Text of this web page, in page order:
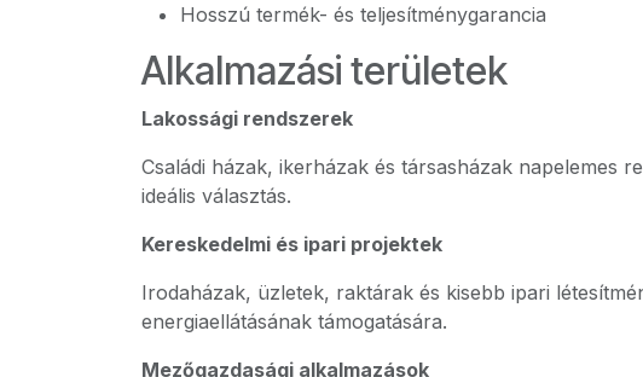
Hosszú termék- és teljesítménygarancia
Alkalmazási területek
Lakossági rendszerek
Családi házak, ikerházak és társasházak napelemes
ideális választás.
Kereskedelmi és ipari projektek
Irodaházak, üzletek, raktárak és kisebb ipari
energiaellátásának támogatására.
Mezőgazdasági alkalmazások